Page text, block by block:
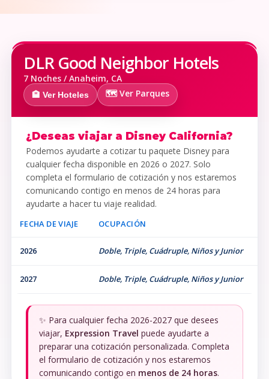
DLR Good Neighbor Hotels
7 Noches / Anaheim, CA
🏨 Ver Hoteles 🗺️ Ver Parques
¿Deseas viajar a Disney California?
Podemos ayudarte a cotizar tu paquete Disney para
cualquier fecha disponible en 2026 o 2027. Solo
completa el formulario de cotización y nos estaremos
comunicando contigo en menos de 24 horas para
ayudarte a hacer tu viaje realidad.
FECHA DE VIAJE OCUPACIÓN
2026 Doble, Triple, Cuádruple, Niños y Junior
2027 Doble, Triple, Cuádruple, Niños y Junior
✨ Para cualquier fecha 2026-2027 que desees
viajar, Expression Travel puede ayudarte a
preparar una cotización personalizada. Completa
el formulario de cotización y nos estaremos
comunicando contigo en menos de 24 horas.